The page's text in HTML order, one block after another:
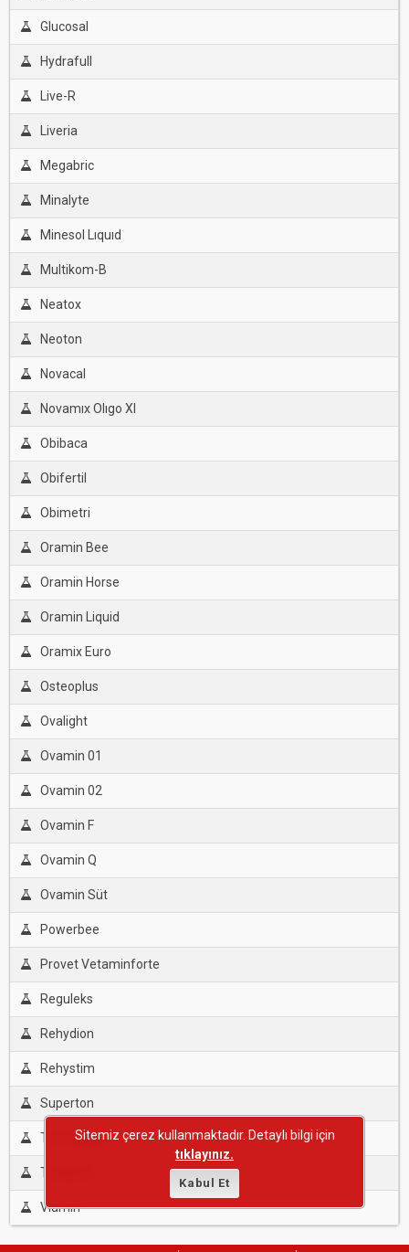
Glucosal
Hydrafull
Live-R
Liveria
Megabric
Minalyte
Minesol Lıquıd
Multikom-B
Neatox
Neoton
Novacal
Novamıx Olıgo Xl
Obibaca
Obifertil
Obimetri
Oramin Bee
Oramin Horse
Oramin Liquid
Oramix Euro
Osteoplus
Ovalight
Ovamin 01
Ovamin 02
Ovamin F
Ovamin Q
Ovamin Süt
Powerbee
Provet Vetaminforte
Reguleks
Rehydion
Rehystim
Superton
Termoking
Toxidren
Viamin
Sitemiz çerez kullanmaktadır. Detaylı bilgi için
tıklayınız.
Kabul Et